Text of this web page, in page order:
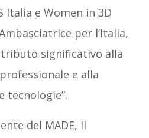
Italia e Women in 3D
per l’Italia,
significativo alla
e alla
tecnologie”.
del MADE, il